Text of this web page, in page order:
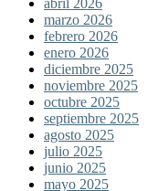
marzo 2026
febrero 2026
enero 2026
diciembre 2025
noviembre 2025
octubre 2025
septiembre 2025
agosto 2025
julio 2025
junio 2025
mayo 2025